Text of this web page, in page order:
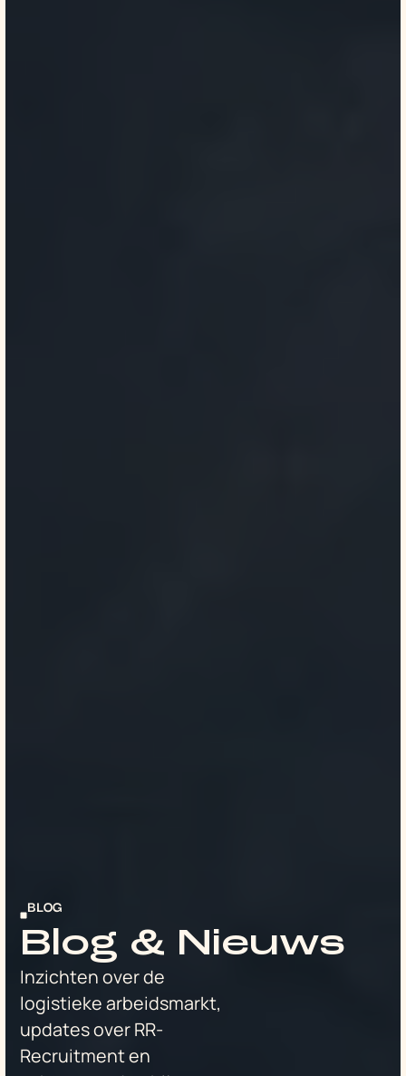
BLOG
Blog & Nieuws
Inzichten over de
logistieke arbeidsmarkt,
updates over RR-
Recruitment en